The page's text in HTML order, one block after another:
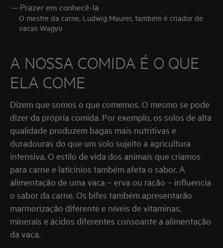
—Prazer em conhecê-la
O mestre da carne, Ludwig Maurer, também é criador de
vacas Wagyu
A NOSSA COMIDA É O QUE
ELA COME
Dizem que somos o que comemos. O mesmo se pode
dizer da própria comida. Por exemplo, os solos de alta
qualidade produzem bagas mais nutritivas e
duradouras do que um solo sujeito a agricultura
intensiva. O estilo de vida dos animais que criamos
para carne e laticínios também afeta o sabor. A
alimentação de uma vaca – erva ou ração – influencia
o sabor da carne. Os bifes também apresentarão
marmorização diferente e níveis de vitaminas,
minerais e ácidos diferentes consoante a alimentação
da vaca.